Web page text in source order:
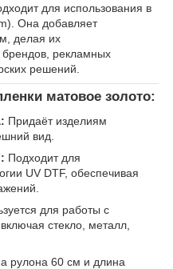
для использования в
Она добавляет
делая их
рекламных
решений.
матовое золото:
Придаёт изделиям
вид.
Подходит для
UV DTF, обеспечивая
для работы с
стекло, металл,
рулона 60 см и длина